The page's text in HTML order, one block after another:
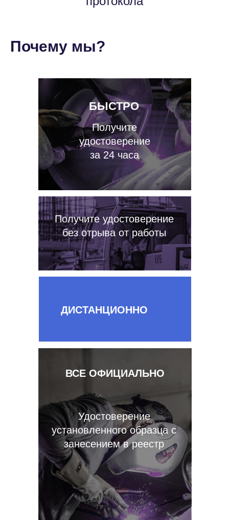
Почему мы?
Получите
удостоверение
за 24 часа
Получите удостоверение
без отрыва от работы
ДИСТАНЦИОННО
Удостоверение
установленного образца с
занесением в реестр
ВСЕ ОФИЦИАЛЬНО
БЫСТРО